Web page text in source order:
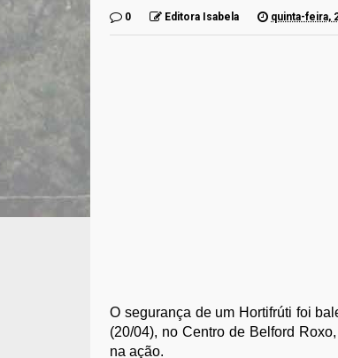
0 Editora Isabela quinta-feira,
O segurança de um Hortifrúti foi
(20/04), no Centro de Belford
na ação.